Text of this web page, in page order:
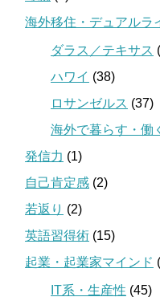
海外移住・デュアルラ
ダラス／テキサス
ハワイ (38)
ロサンゼルス (37)
海外で暮らす・働
発信力 (1)
自己肯定感 (2)
若返り (2)
英語習得術 (15)
起業・起業家マインド
IT系・生産性 (45)